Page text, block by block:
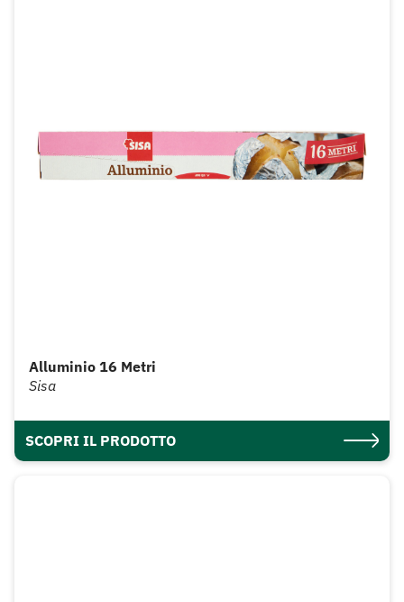
Alluminio 16 Metri
Sisa
SCOPRI IL PRODOTTO